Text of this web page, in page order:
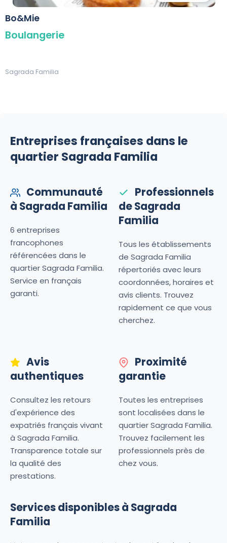
Bo&Mie
Boulangerie
Sagrada Familia
Entreprises françaises dans le
quartier Sagrada Familia
Communauté
à Sagrada Familia
6 entreprises
francophones
référencées dans le
quartier Sagrada Familia.
Service en français
garanti.
Professionnels
de Sagrada
Familia
Tous les établissements
de Sagrada Familia
répertoriés avec leurs
coordonnées, horaires et
avis clients. Trouvez
rapidement ce que vous
cherchez.
Avis
authentiques
Consultez les retours
d'expérience des
expatriés français vivant
à Sagrada Familia.
Transparence totale sur
la qualité des
prestations.
Proximité
garantie
Toutes les entreprises
sont localisées dans le
quartier Sagrada Familia.
Trouvez facilement les
professionnels près de
chez vous.
Services disponibles à Sagrada
Familia